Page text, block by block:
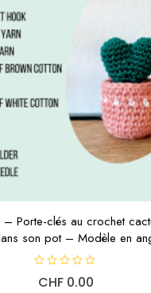
– Porte-clés au crochet
son pot – Modèle en
oCHF 0.00